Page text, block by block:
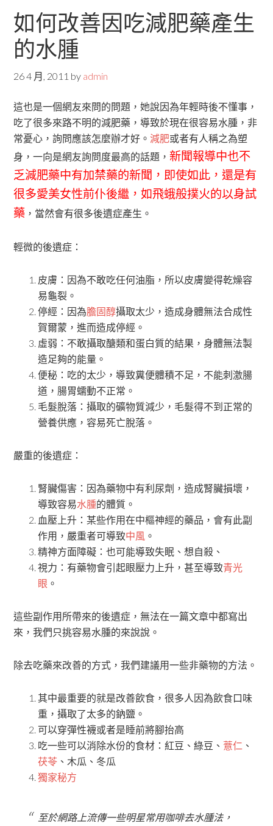
如何改善因吃減肥藥產生
的水腫
26 4 月, 2011 by admin
這也是一個網友來問的問題，她說因為年輕時後不懂事，
吃了很多來路不明的減肥藥，導致於現在很容易水腫，非
常憂心，詢問應該怎麼辦才好。減肥或者有人稱之為塑
身，一向是網友詢問度最高的話題，新聞報導中也不
乏減肥藥中有加禁藥的新聞，即使如此，還是有
很多愛美女性前仆後繼，如飛蛾般撲火的以身試
藥 ，當然會有很多後遺症產生。
輕微的後遺症：
皮膚：因為不敢吃任何油脂，所以皮膚變得乾燥容
易龜裂。
停經：因為膽固醇攝取太少，造成身體無法合成性
賀爾蒙，進而造成停經。
虛弱：不敢攝取醣類和蛋白質的結果，身體無法製
造足夠的能量。
便秘：吃的太少，導致糞便體積不足，不能刺激腸
道，腸胃蠕動不正常。
毛髮脫落：攝取的礦物質減少，毛髮得不到正常的
營養供應，容易死亡脫落。
嚴重的後遺症：
腎臟傷害：因為藥物中有利尿劑，造成腎臟損壞，
導致容易水腫的體質。
血壓上升：某些作用在中樞神經的藥品，會有此副
作用，嚴重者可導致中風 。
精神方面障礙：也可能導致失眠、想自殺、
視力：有藥物會引起眼壓力上升，甚至導致青光
眼 。
這些副作用所帶來的後遺症，無法在一篇文章中都寫出
來，我們只挑容易水腫的來說說。
除去吃藥來改善的方式，我們建議用一些非藥物的方法。
其中最重要的就是改善飲食，很多人因為飲食口味
重，攝取了太多的鈉鹽。
可以穿彈性襪或者是睡前將腳抬高
吃一些可以消除水份的食材：紅豆、綠豆、 薏仁 、
茯苓 、木瓜、冬瓜
獨家秘方
至於網路上流傳一些明星常用咖啡去水腫法，